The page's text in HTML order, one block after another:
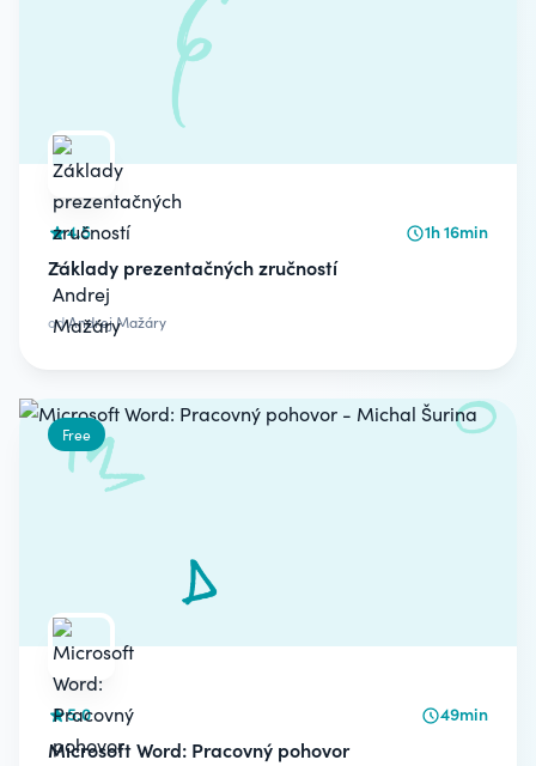
4.5 1h 16min
Základy prezentačných zručností
odAndrej Mažáry
Free
5.0 49min
Microsoft Word: Pracovný pohovor